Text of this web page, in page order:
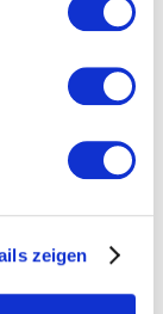
zeigen
Nachhaltigkeit
um
daher die
stärken.